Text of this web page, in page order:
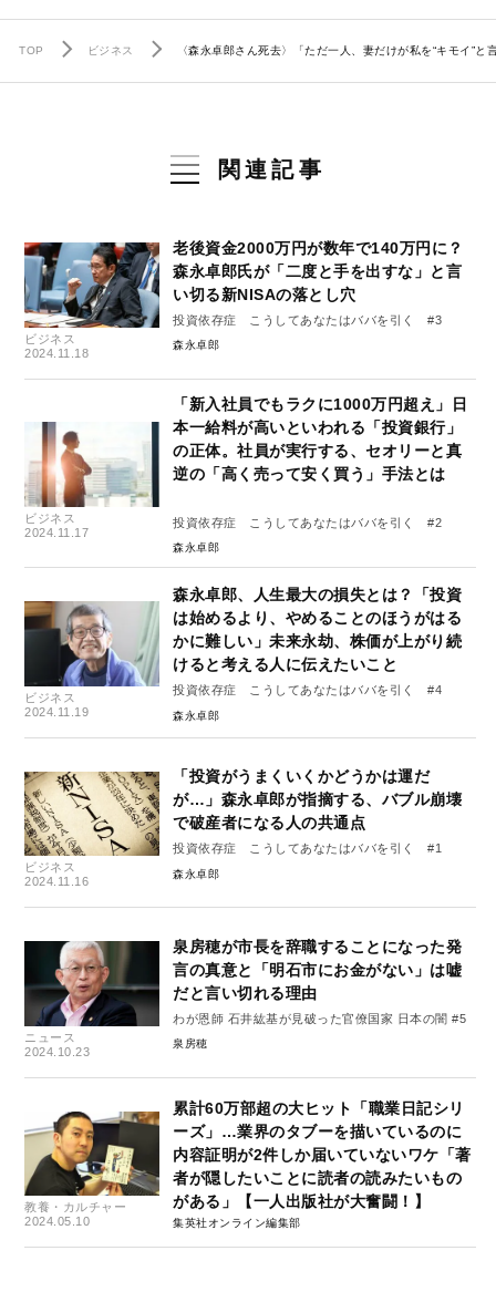
TOP ビジネス 〈森永卓郎さん死去〉「ただ一人、妻だけが私を“キモイ”
関連記事
ビジネス
2024.11.18
老後資金2000万円が数年で140万円に？
森永卓郎氏が「二度と手を出すな」と言
い切る新NISAの落とし穴
投資依存症 こうしてあなたはババを引く #3
森永卓郎
ビジネス
2024.11.17
「新入社員でもラクに1000万円超え」日
本一給料が高いといわれる「投資銀行」
の正体。社員が実行する、セオリーと真
逆の「高く売って安く買う」手法とは
投資依存症 こうしてあなたはババを引く #2
森永卓郎
ビジネス
2024.11.19
森永卓郎、人生最大の損失とは？「投資
は始めるより、やめることのほうがはる
かに難しい」未来永劫、株価が上がり続
けると考える人に伝えたいこと
投資依存症 こうしてあなたはババを引く #4
森永卓郎
ビジネス
2024.11.16
「投資がうまくいくかどうかは運だ
が…」森永卓郎が指摘する、バブル崩壊
で破産者になる人の共通点
投資依存症 こうしてあなたはババを引く #1
森永卓郎
ニュース
2024.10.23
泉房穂が市長を辞職することになった発
言の真意と「明石市にお金がない」は嘘
だと言い切れる理由
わが恩師 石井紘基が見破った官僚国家 日本の闇 #5
泉房穂
教養・カルチャー
2024.05.10
累計60万部超の大ヒット「職業日記シリ
ーズ」…業界のタブーを描いているのに
内容証明が2件しか届いていないワケ「著
者が隠したいことに読者の読みたいもの
がある」【一人出版社が大奮闘！】
集英社オンライン編集部